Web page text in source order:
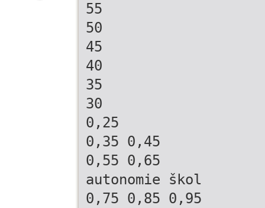
55
50
45
40
35
30
0,25
0,35 0,45
0,55 0,65
autonomie škol
0,75 0,85 0,95